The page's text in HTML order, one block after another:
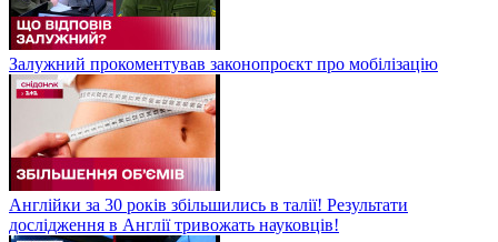
Залужний прокоментував законопроєкт про мобілізацію
Англійки за 30 років збільшились в талії! Результати
дослідження в Англії тривожать науковців!